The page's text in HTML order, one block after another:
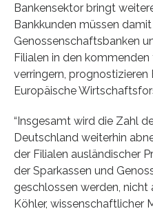
Bankensektor bringt
Bankkunden müssen
Genossenschaftsbanken
Filialen in den
verringern,
Europäische
“Insgesamt wird die Zahl
Deutschland weiterhin
der Filialen ausländischer
der Sparkassen und
geschlossen werden, nicht
Köhler, wissenschaftlicher